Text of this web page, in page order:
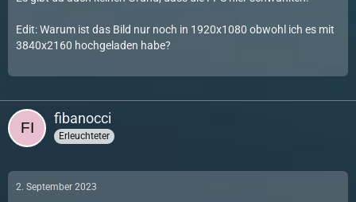
Edit: Warum ist das Bild nur noch in 1920x1080 obwohl ich es mit
3840x2160 hochgeladen habe?
fibanocci
Erleuchteter
2. September 2023